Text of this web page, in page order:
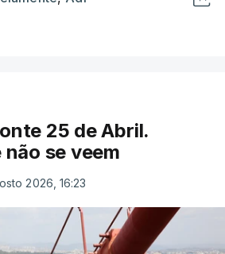
25 de Abril.
se veem
2026, 16:23